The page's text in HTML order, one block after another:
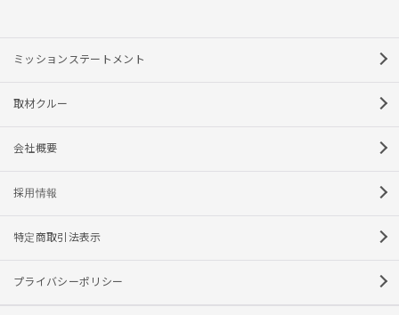
ミッションステートメント
取材クルー
会社概要
採用情報
特定商取引法表示
プライバシーポリシー